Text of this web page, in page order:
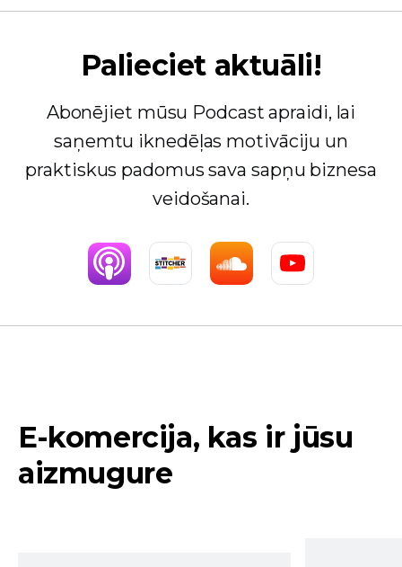
Palieciet aktuāli!
Abonējiet mūsu Podcast apraidi, lai
saņemtu iknedēļas motivāciju un
praktiskus padomus sava sapņu biznesa
veidošanai.
E-komercija, kas ir jūsu
aizmugure